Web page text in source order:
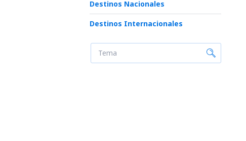
Destinos Nacionales
Destinos Internacionales